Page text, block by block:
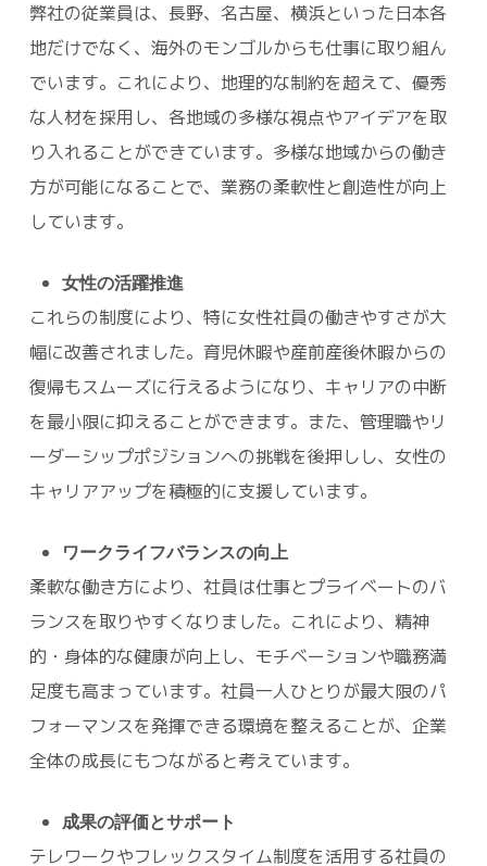
弊社の従業員は、長野、名古屋、横浜といった日本各
地だけでなく、海外のモンゴルからも仕事に取り組ん
でいます。これにより、地理的な制約を超えて、優秀
な人材を採用し、各地域の多様な視点やアイデアを取
り入れることができています。多様な地域からの働き
方が可能になることで、業務の柔軟性と創造性が向上
しています。
女性の活躍推進
これらの制度により、特に女性社員の働きやすさが大
幅に改善されました。育児休暇や産前産後休暇からの
復帰もスムーズに行えるようになり、キャリアの中断
を最小限に抑えることができます。また、管理職やリ
ーダーシップポジションへの挑戦を後押しし、女性の
キャリアアップを積極的に支援しています。
ワークライフバランスの向上
柔軟な働き方により、社員は仕事とプライベートのバ
ランスを取りやすくなりました。これにより、精神
的・身体的な健康が向上し、モチベーションや職務満
足度も高まっています。社員一人ひとりが最大限のパ
フォーマンスを発揮できる環境を整えることが、企業
全体の成長にもつながると考えています。
成果の評価とサポート
テレワークやフレックスタイム制度を活用する社員の